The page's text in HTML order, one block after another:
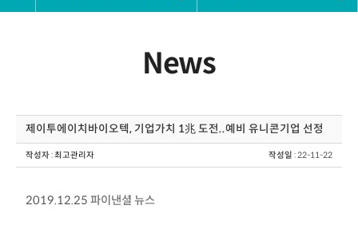
News
제이투에이치바이오텍, 기업가치 1兆 도전..예비 유니콘기업 선정
작성자:최고관리자 작성일 : 22-11-22
2019.12.25 파이낸셜 뉴스